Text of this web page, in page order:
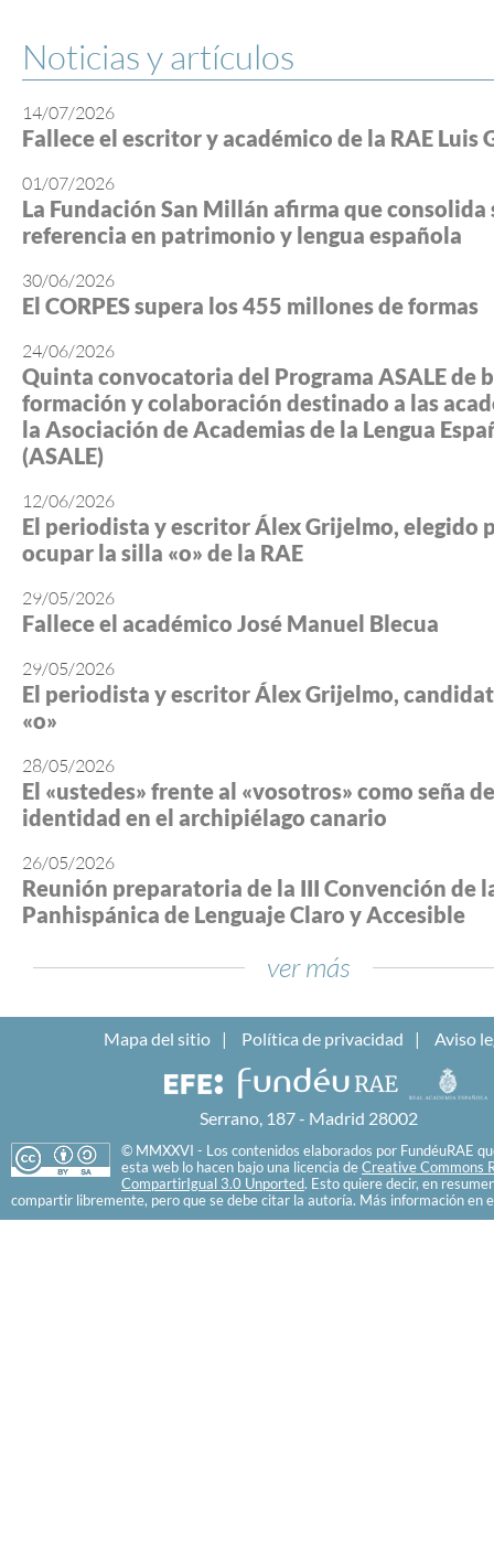
Noticias y artículos
14/07/2026
Fallece el escritor y académico de la RAE Luis
01/07/2026
La Fundación San Millán afirma que consolida
referencia en patrimonio y lengua española
30/06/2026
El CORPES supera los 455 millones de formas
24/06/2026
Quinta convocatoria del Programa ASALE de
formación y colaboración destinado a las
la Asociación de Academias de la Lengua
(ASALE)
12/06/2026
El periodista y escritor Álex Grijelmo, elegido
ocupar la silla «o» de la RAE
29/05/2026
Fallece el académico José Manuel Blecua
29/05/2026
El periodista y escritor Álex Grijelmo,
«o»
28/05/2026
El «ustedes» frente al «vosotros» como seña de
identidad en el archipiélago canario
26/05/2026
Reunión preparatoria de la III Convención de
Panhispánica de Lenguaje Claro y Accesible
ver más
Mapa del sitio Política de privacidad Aviso
Serrano, 187 - Madrid 28002
© MMXXVI - Los contenidos elaborados por FundéuRAE
esta web lo hacen bajo una licencia de Creative Commons
CompartirIgual 3.0 Unported. Esto quiere decir, en
compartir libremente, pero que se debe citar la autoría. Más información en